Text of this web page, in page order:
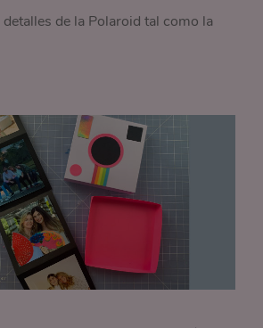
de la Polaroid tal como la